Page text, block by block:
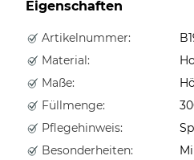
Eigenschaften
Artikelnummer:
Material:
Maße:
Füllmenge:
Pflegehinweis:
Besonderheiten: